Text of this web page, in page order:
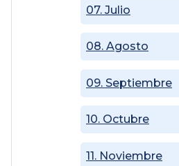
07. Julio
08. Agosto
09. Septiembre
10. Octubre
11. Noviembre